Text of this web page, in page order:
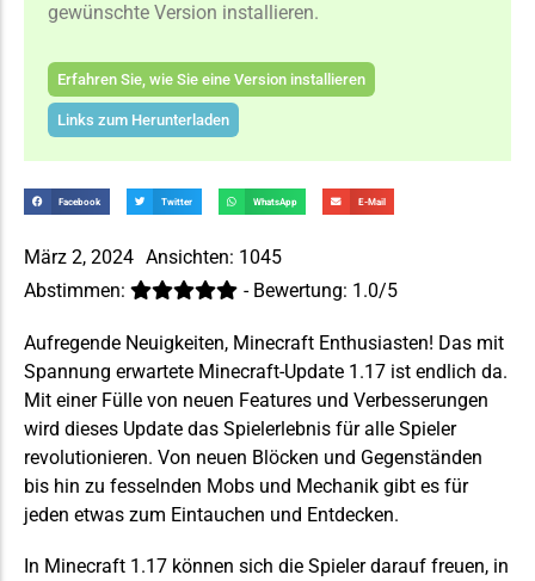
gewünschte Version installieren.
Erfahren Sie, wie Sie eine Version installieren
Links zum Herunterladen
Facebook Twitter WhatsApp E-Mail
März 2, 2024 Ansichten: 1045
Abstimmen:
- Bewertung: 1.0/5
Aufregende Neuigkeiten, Minecraft Enthusiasten! Das mit
Spannung erwartete Minecraft-Update 1.17 ist endlich da.
Mit einer Fülle von neuen Features und Verbesserungen
wird dieses Update das Spielerlebnis für alle Spieler
revolutionieren. Von neuen Blöcken und Gegenständen
bis hin zu fesselnden Mobs und Mechanik gibt es für
jeden etwas zum Eintauchen und Entdecken.
In Minecraft 1.17 können sich die Spieler darauf freuen, in